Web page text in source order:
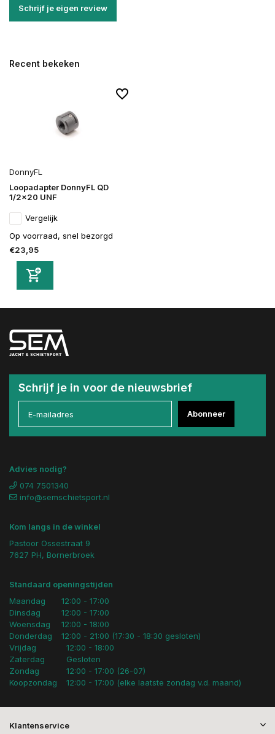
Schrijf je eigen review
Recent bekeken
DonnyFL
Loopadapter DonnyFL QD
1/2x20 UNF
Vergelijk
Op voorraad, snel bezorgd
€23,95
Schrijf je in voor de nieuwsbrief
Abonneer
Advies nodig?
074 7501340
info@semschietsport.nl
Kom langs in de winkel
Pastoor Ossestraat 9
7627 PH, Bornerbroek
Standaard openingstijden
Maandag
Dinsdag
Woensdag
Donderdag
12:00 - 17:00
12:00 - 17:00
12:00 - 18:00
12:00 - 21:00 (17:30 - 18:30 gesloten)
Vrijdag
Zaterdag
Zondag
Koopzondag
12:00 - 18:00
Gesloten
12:00 - 17:00 (26-07)
12:00 - 17:00 (elke laatste zondag v.d. maand)
Klantenservice